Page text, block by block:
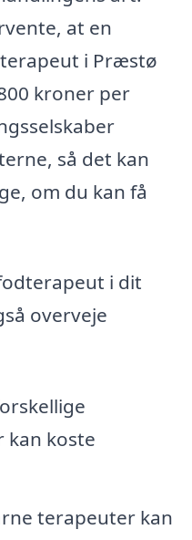
at en
i Præstø
kroner per
så det kan
om du kan få
i dit
overveje
kan koste
terapeuter kan